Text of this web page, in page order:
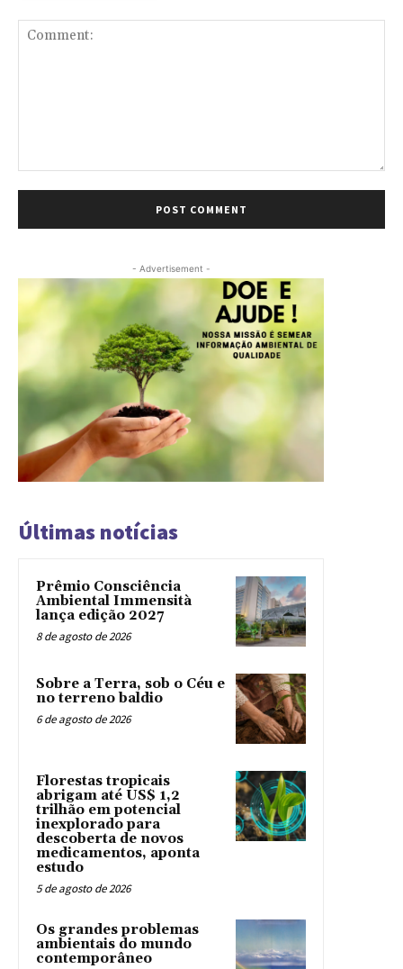
- Advertisement -
Últimas notícias
Prêmio Consciência
Ambiental Immensità
lança edição 2027
8 de agosto de 2026
Sobre a Terra, sob o Céu e
no terreno baldio
6 de agosto de 2026
Florestas tropicais
abrigam até US$ 1,2
trilhão em potencial
inexplorado para
descoberta de novos
medicamentos, aponta
estudo
5 de agosto de 2026
Os grandes problemas
ambientais do mundo
contemporâneo